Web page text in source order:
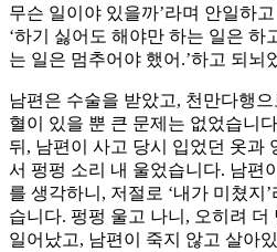
무슨 일이야 있을까’라며 안일하
‘하기 싫어도 해야만 하는 일은 하
는 일은 멈추어야 했어.’하고 되뇌
남편은 수술을 받았고, 천만다행
혈이 있을 뿐 큰 문제는 없었습니
뒤, 남편이 사고 당시 입었던 옷과
서 펑펑 소리 내 울었습니다. 남편
를 생각하니, 저절로 ‘내가 미쳤지
습니다. 펑펑 울고 나니, 오히려 더
일어났고, 남편이 죽지 않고 살아